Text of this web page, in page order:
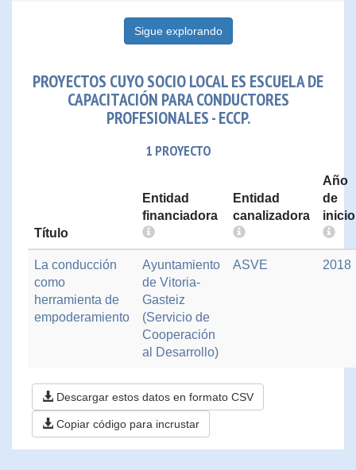
Sigue explorando
PROYECTOS CUYO SOCIO LOCAL ES ESCUELA DE
CAPACITACIÓN PARA CONDUCTORES
PROFESIONALES - ECCP.
1 PROYECTO
Título
Entidad
financiadora
Entidad
canalizadora
Año
de
inicio
La conducción
como
herramienta de
empoderamiento
Ayuntamiento
de Vitoria-
Gasteiz
(Servicio de
Cooperación
al Desarrollo)
ASVE 2018
Descargar estos datos en formato CSV
Copiar código para incrustar